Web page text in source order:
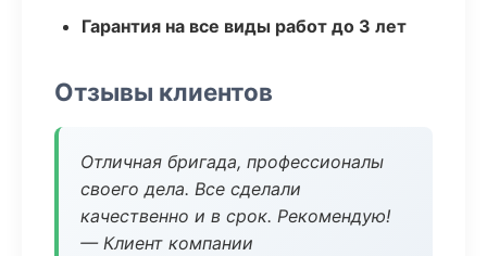
Гарантия на все виды работ до 3 лет
Отзывы клиентов
Отличная бригада, профессионалы
своего дела. Все сделали
качественно и в срок. Рекомендую!
— Клиент компании